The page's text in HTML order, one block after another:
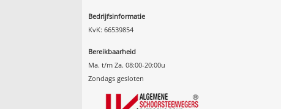
Bedrijfsinformatie
KvK: 66539854
Bereikbaarheid
Ma. t/m Za. 08:00-20:00u
Zondags gesloten